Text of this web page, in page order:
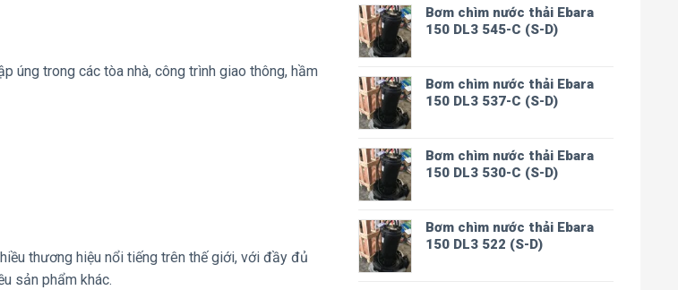
Bơm chìm nước thải Ebara
150 DL3 545-C (S-D)
Bơm chìm nước thải Ebara
150 DL3 537-C (S-D)
Bơm chìm nước thải Ebara
150 DL3 530-C (S-D)
Bơm chìm nước thải Ebara
150 DL3 522 (S-D)
úng trong các tòa nhà, công trình giao thông, hầm
thương hiệu nổi tiếng trên thế giới, với đầy đủ
sản phẩm khác.